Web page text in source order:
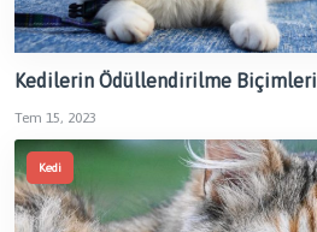
Kedilerin Ödüllendirilme Biçimleri
Tem 15, 2023
Kedi